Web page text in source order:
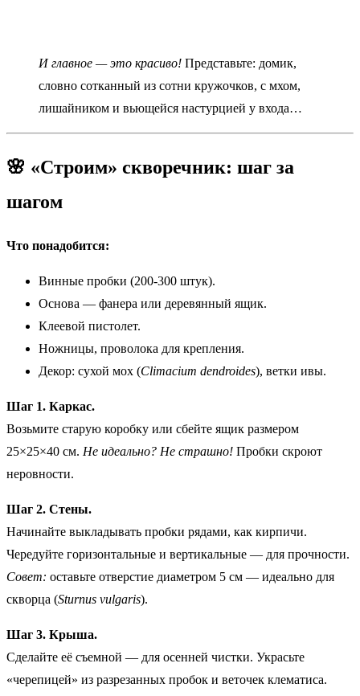
И главное — это красиво! Представьте: домик,
словно сотканный из сотни кружочков, с мхом,
лишайником и вьющейся настурцией у входа…
🌸 «Строим» скворечник: шаг за
шагом
Что понадобится:
Винные пробки (200-300 штук).
Основа — фанера или деревянный ящик.
Клеевой пистолет.
Ножницы, проволока для крепления.
Декор: сухой мох (Climacium dendroides), ветки ивы.
Шаг 1. Каркас.
Возьмите старую коробку или сбейте ящик размером
25×25×40 см. Не идеально? Не страшно! Пробки скроют
неровности.
Шаг 2. Стены.
Начинайте выкладывать пробки рядами, как кирпичи.
Чередуйте горизонтальные и вертикальные — для прочности.
Совет: оставьте отверстие диаметром 5 см — идеально для
скворца (Sturnus vulgaris).
Шаг 3. Крыша.
Сделайте её съемной — для осенней чистки. Украсьте
«черепицей» из разрезанных пробок и веточек клематиса.